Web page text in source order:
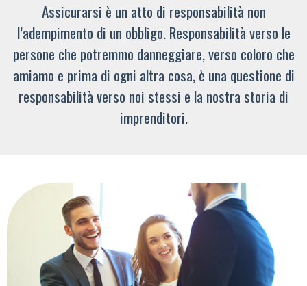
Assicurarsi è un atto di responsabilità non
l’adempimento di un obbligo. Responsabilità verso le
persone che potremmo danneggiare, verso coloro che
amiamo e prima di ogni altra cosa, è una questione di
responsabilità verso noi stessi e la nostra storia di
imprenditori.